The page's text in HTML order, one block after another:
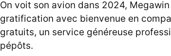
On voit son avion dans 2024,
gratification avec bienvenue en
gratuits, un service généreuse
pépôts.